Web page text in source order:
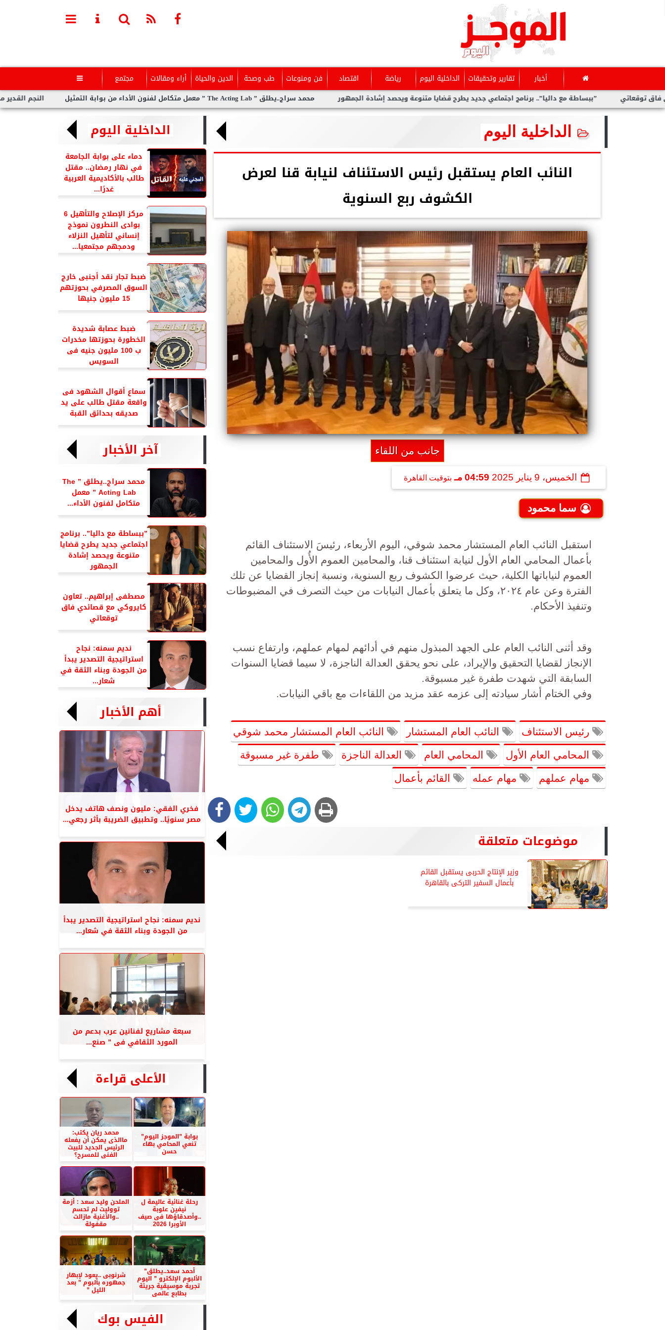
أخبار تقارير وتحقيقات الداخلية اليوم رياضة اقتصاد فن ومنوعات طب وصحة الدين والحياة أراء ومقالات مجتمع 
النجم القدير محمد سراج..يطلق ” The Acting Lab ” معمل متكامل لفنون الأداء من بوابة التمثيل ”ببساطة مع داليا”.. برنامج اجتماعي جديد يطرح قضايا متنوعة ويحصد إشادة الجمهور
الداخلية اليوم
النائب العام يستقبل رئيس الاستئناف لنيابة قنا لعرض
الكشوف ربع السنوية
جانب من اللقاء
الخميس، 9 يناير 2025 04:59 مـ بتوقيت القاهرة
سما محمود
استقبل النائب العام المستشار محمد شوقي، اليوم الأربعاء، رئيسَ الاستئناف القائم
بأعمال المحامي العام الأول لنيابة استئناف قنا، والمحامين العموم الأُول والمحامين
العموم لنياباتها الكلية، حيث عرضوا الكشوف ربع السنوية، ونسبة إنجاز القضايا عن تلك
الفترة وعن عام ٢٠٢٤، وكل ما يتعلق بأعمال النيابات من حيث التصرف في المضبوطات
وتنفيذ الأحكام.
وقد أثنى النائب العام على الجهد المبذول منهم في أدائهم لمهام عملهم، وارتفاع نسب
الإنجاز لقضايا التحقيق والإيراد، على نحو يحقق العدالة الناجزة، لا سيما قضايا السنوات
السابقة التي شهدت طفرة غير مسبوقة.
وفي الختام أشار سيادته إلى عزمه عقد مزيد من اللقاءات مع باقي النيابات.
رئيس الاستئناف النائب العام المستشار النائب العام المستشار محمد شوقي
المحامي العام الأول المحامي العام العدالة الناجزة طفرة غير مسبوقة
مهام عملهم مهام عمله القائم بأعمال
موضوعات متعلقة
وزير الإنتاج الحربى يستقبل القائم
بأعمال السفير التركى بالقاهرة
الداخلية اليوم
دماء على بوابة الجامعة
في نهار رمضان.. مقتل
طالب بالأكاديمية العربية
غدرًا...
مركز الإصلاح والتأهيل 6
بوادى النطرون نموذج
إنساني لتأهيل النزلاء
ودمجهم مجتمعيا...
ضبط تجار نقد أجنبى خارج
السوق المصرفي بحوزتهم
15 مليون جنيها
ضبط عصابة شديدة
الخطورة بحوزتها مخدرات
ب 100 مليون جنيه فى
السويس
سماع أقوال الشهود فى
واقعة مقتل طالب على يد
صديقه بحدائق القبة
آخر الأخبار
محمد سراج..يطلق ” The
Acting Lab ” معمل
متكامل لفنون الأداء...
”ببساطة مع داليا”.. برنامج
اجتماعي جديد يطرح قضايا
متنوعة ويحصد إشادة
الجمهور
مصطفى إبراهيم.. تعاون
كايروكي مع قصائدي فاق
توقعاتي
نديم سمنه: نجاح
استراتيجية التصدير يبدأ
من الجودة وبناء الثقة في
شعار...
أهم الأخبار
فخري الفقي: مليون ونصف هاتف يدخل
مصر سنويًا.. وتطبيق الضريبة بأثر رجعي...
نديم سمنه: نجاح استراتيجية التصدير يبدأ
من الجودة وبناء الثقة في شعار...
سبعة مشاريع لفنانين عرب بدعم من
المورد الثقافي فى ” صنع...
الأعلى قراءة
بوابة ”الموجز اليوم”
تنعي المحامي بهاء
حسن
محمد ريان يكتب:
ماالذى يمكن أن يفعله
الرئيس الجديد للبيت
الفنى للمسرح؟
رحلة غنائية عاليمة ل
نيفين علوبة
..وأصدقاؤها فى صيف
الأوبرا 2026
الملحن وليد سعد : أزمة
تووليت لم تحسم
..والأغنية مازالت
مقفولة
أحمد سعد..يطلق”
الألبوم الإلكترو ” اليوم
تجربة موسيقية جريئة
بطابع عالمى
شرنوبى ..يعود لإبهار
جمهوره بألبوم ” بعد
الليل ”
الفيس بوك